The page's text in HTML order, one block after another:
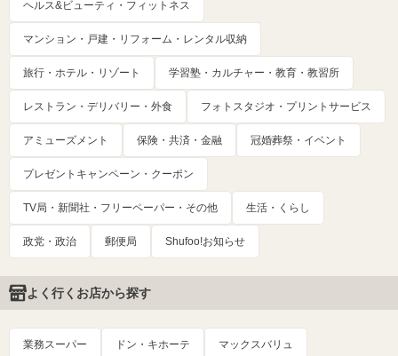
ヘルス&ビューティ・フィットネス
マンション・戸建・リフォーム・レンタル収納
旅行・ホテル・リゾート 学習塾・カルチャー・教育・教習所
レストラン・デリバリー・外食 フォトスタジオ・プリントサービス
アミューズメント 保険・共済・金融 冠婚葬祭・イベント
プレゼントキャンペーン・クーポン
TV局・新聞社・フリーペーパー・その他 生活・くらし
政党・政治 郵便局 Shufoo!お知らせ
よく行くお店から探す
業務スーパー ドン・キホーテ マックスバリュ